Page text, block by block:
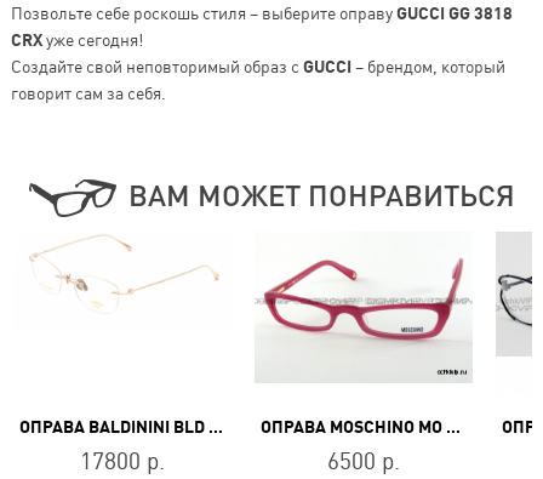
Позвольте себе роскошь стиля – выберите оправуGUCCI GG 3818
CRXуже сегодня!
Создайте свой неповторимый образ с GUCCI – брендом, который
говорит сам за себя.
ВАМ МОЖЕТ ПОНРАВИТЬСЯ
ОПРАВА BALDININI BLD 2084 MGF 104
17800 р.
ОПРАВА MOSCHINO MO 019 03
6500 р.